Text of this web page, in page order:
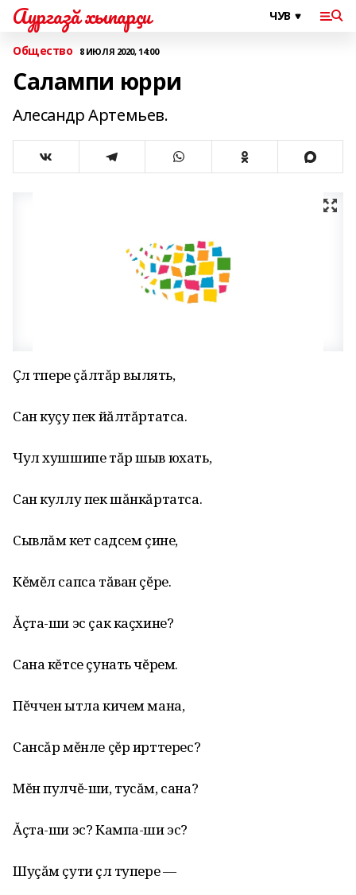
Аургазă хыпарçи
Общество 8 ИЮЛЯ 2020, 14:00
Салампи юрри
Алесандр Артемьев.
Çӳл тӳпере çăлтăр вылять,
Сан куçу пек йăлтăртатса.
Чул хушшипе тăр шыв юхать,
Сан куллу пек шăнкăртатса.
Сывлăм ӳкет садсем çине,
Кĕмĕл сапса тăван çĕре.
Ăçта-ши эс çак каçхине?
Сана кĕтсе çунать чĕрем.
Пĕччен ытла кичем мана,
Сансăр мĕнле çĕр ирттерес?
Мĕн пулчĕ-ши, тусăм, сана?
Ăçта-ши эс? Кампа-ши эс?
Шуçăм çути çӳл тупере —